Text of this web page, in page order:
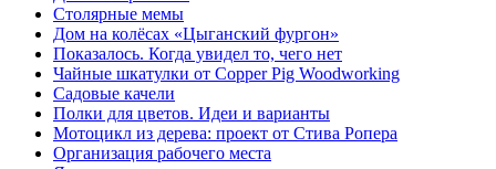
Столярные мемы
Дом на колёсах «Цыганский фургон»
Показалось. Когда увидел то, чего нет
Чайные шкатулки от Copper Pig Woodworking
Садовые качели
Полки для цветов. Идеи и варианты
Мотоцикл из дерева: проект от Стива Ропера
Организация рабочего места